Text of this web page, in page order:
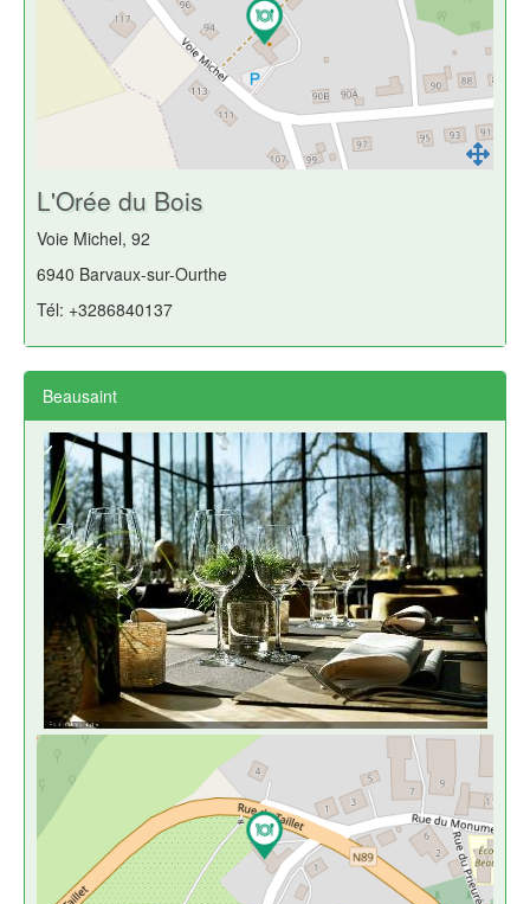
L'Orée du Bois
Voie Michel, 92
6940 Barvaux-sur-Ourthe
Tél: +3286840137
Beausaint